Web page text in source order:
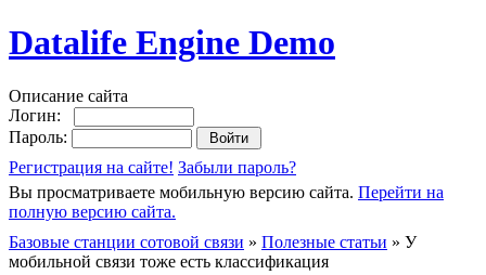
Datalife Engine Demo
Описание сайта
Логин:
Пароль:
Регистрация на сайте! Забыли пароль?
Вы просматриваете мобильную версию сайта. Перейти на
полную версию сайта.
Базовые станции сотовой связи » Полезные статьи » У
мобильной связи тоже есть классификация